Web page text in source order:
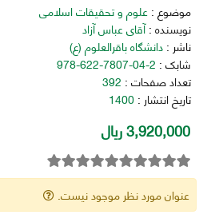
موضوع : علوم و تحقیقات اسلامی
نویسنده :آقای عباس آزاد
ناشر : دانشگاه باقرالعلوم (ع)
شابک : 978-622-7807-04-2
تعداد صفحات : 392
تاریخ انتشار : 1400
3,920,000 ریال
عنوان مورد نظر موجود نیست.